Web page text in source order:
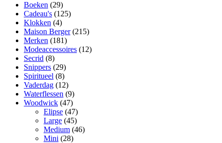
Boeken (29)
Cadeau's (125)
Klokken (4)
Maison Berger (215)
Merken (181)
Modeaccessoires (12)
Secrid (8)
Snippers (29)
Spiritueel (8)
Vaderdag (12)
Waterflessen (9)
Woodwick (47)
Elipse (47)
Large (45)
Medium (46)
Mini (28)